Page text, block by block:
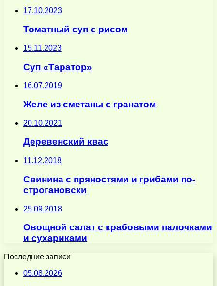
17.10.2023
Томатный суп с рисом
15.11.2023
Суп «Таратор»
16.07.2019
Желе из сметаны с гранатом
20.10.2021
Деревенский квас
11.12.2018
Cвинина с пряностями и грибами по-
строгановски
25.09.2018
Овощной салат с крабовыми палочками
и сухариками
Последние записи
05.08.2026